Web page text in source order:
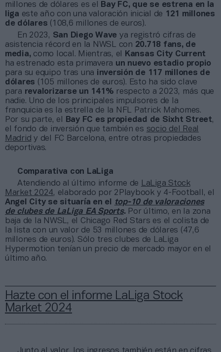
millones de dólares es el
Bay FC, que se estrena en la
liga este año con una valoración inicial de 121 millones
de dólares (108,6 millones de euros).
En 2023, San Diego Wave ya registró cifras de
asistencia récord en la NWSL con 20.718 fans, de
media, como local. Mientras, el
Kansas City Current
ha estrenado esta primavera un nuevo estadio propio
para su equipo tras una inversión de 117 millones de
dólares (105 millones de euros). Esto ha sido clave
para revalorizarse un 141% respecto a 2023, más que
nadie. Uno de los principales impulsores de la
franquicia es la estrella de la NFL Patrick Mahomes.
Por su parte, el
Bay FC es propiedad de Sixht Street,
el fondo de inversión que también es socio del Real
Madrid y del FC Barcelona, entre otras propiedades
deportivas.
Comparativa con LaLiga
Atendiendo al último informe de
LaLiga Stock
Market 2024, elaborado por 2Playbook y 4-Football, el
Angel City se situaría en el
top-10 de valoraciones
de clubes de LaLiga EA Sports. Por último, en la zona
baja de la NWSL, el Chicago Red Stars es el colista de
la lista con un valor de 53 millones de dólares (47,6
millones de euros). Sólo tres clubes de LaLiga
Hypermotion tenían un precio de mercado mayor en el
último año.
Hazte con el informe LaLiga Stock
Market 2024